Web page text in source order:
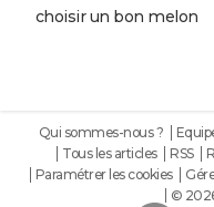
choisir un bon melon
Qui sommes-nous ?
Tous les articles
RSS
Paramétrer les cookies
©